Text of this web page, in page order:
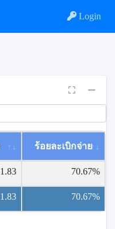
Login
ร้อยละเบิกจ่าย
1.83 70.67%
1.83 70.67%